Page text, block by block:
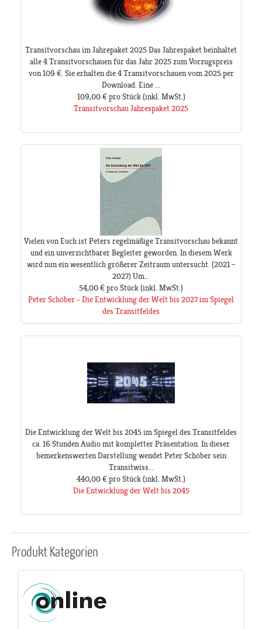
Transitvorschau im Jahrepaket 2025 Das Jahrespaket beinhaltet
alle 4 Transitvorschauen für das Jahr 2025 zum Vorzugspreis
von 109 €. Sie erhalten die 4 Transitvorschauen vom 2025 per
Download. Eine ...
109,00 € pro Stück(inkl. MwSt.)
Transitvorschau Jahrespaket 2025
Vielen von Euch ist Peters regelmäßige Transitvorschau bekannt
und ein unverzichtbarer Begleiter geworden. In diesem Werk
wird nun ein wesentlich größerer Zeitraum untersucht. (2021 –
2027) Um...
54,00 €pro Stück(inkl. MwSt.)
Peter Schöber - Die Entwicklung der Welt bis 2027 im Spiegel
des Transitfeldes
Die Entwicklung der Welt bis 2045 im Spiegel des Transitfeldes
ca. 16 Stunden Audio mit kompletter Präsentation. In dieser
bemerkenswerten Darstellung wendet Peter Schöber sein
Transitwiss...
440,00 €pro Stück(inkl. MwSt.)
Die Entwicklung der Welt bis 2045
ProduktKategorien